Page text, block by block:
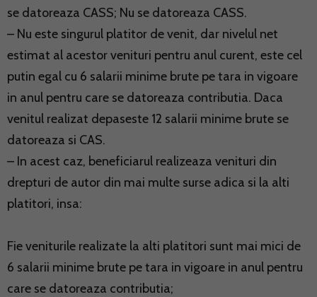
se datoreaza CASS; Nu se datoreaza CASS.
– Nu este singurul platitor de venit, dar nivelul net
estimat al acestor venituri pentru anul curent, este cel
putin egal cu 6 salarii minime brute pe tara in vigoare
in anul pentru care se datoreaza contributia. Daca
venitul realizat depaseste 12 salarii minime brute se
datoreaza si CAS.
– In acest caz, beneficiarul realizeaza venituri din
drepturi de autor din mai multe surse adica si la alti
platitori, insa:
Fie veniturile realizate la alti platitori sunt mai mici de
6 salarii minime brute pe tara in vigoare in anul pentru
care se datoreaza contributia;